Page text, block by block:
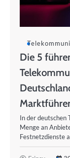
Die 5
In der deutschen
Menge an
Festnetzdienste